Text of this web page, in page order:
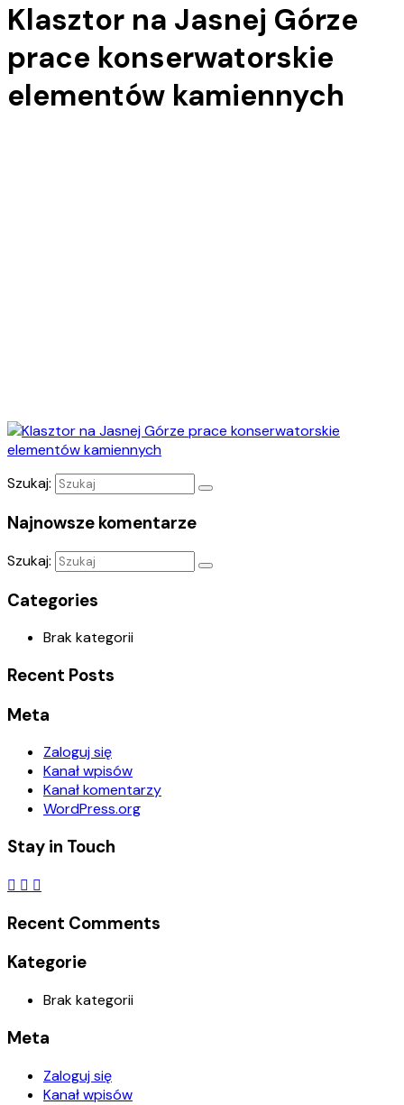
Klasztor na Jasnej Górze
prace konserwatorskie
elementów kamiennych
Szukaj:
Najnowsze komentarze
Szukaj:
Categories
Brak kategorii
Recent Posts
Meta
Zaloguj się
Kanał wpisów
Kanał komentarzy
WordPress.org
Stay in Touch
Recent Comments
Kategorie
Brak kategorii
Meta
Zaloguj się
Kanał wpisów